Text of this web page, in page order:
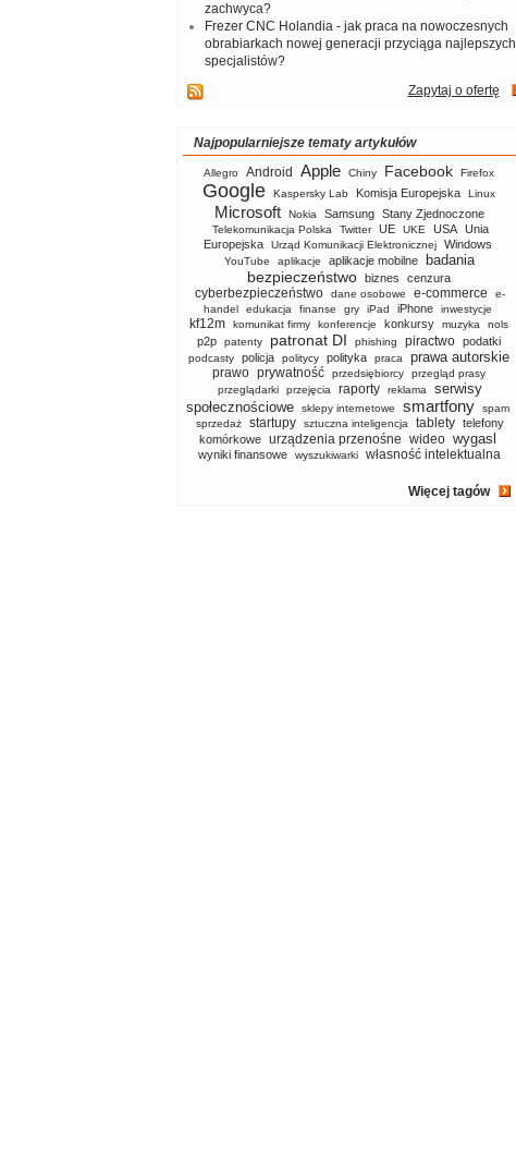
zachwyca?
Frezer CNC Holandia - jak praca na nowoczesnych
obrabiarkach nowej generacji przyciąga najlepszych
specjalistów?
Zapytaj o ofertę
Najpopularniejsze tematy artykułów
Allegro Android Apple Chiny Facebook Firefox
Google Kaspersky Lab Komisja Europejska Linux
Microsoft Nokia Samsung Stany Zjednoczone
Telekomunikacja Polska Twitter UE UKE USA
Unia
Europejska
Urząd Komunikacji Elektronicznej Windows
YouTube aplikacje aplikacje mobilne badania
bezpieczeństwo biznes cenzura
cyberbezpieczeństwo dane osobowe e-commerce
e-
handel
edukacja finanse gry iPad iPhone inwestycje
kf12m komunikat firmy konferencje konkursy muzyka nols
p2p patenty patronat DI phishing piractwo podatki
podcasty policja politycy polityka praca prawa autorskie
prawo prywatność przedsiębiorcy
przegląd prasy
przeglądarki
przejęcia raporty reklama
serwisy
społecznościowe
sklepy internetowe smartfony
spam
sprzedaż
startupy sztuczna inteligencja tablety telefony
komórkowe urządzenia przenośne wideo wygasl
wyniki finansowe wyszukiwarki własność intelektualna
Więcej tagów